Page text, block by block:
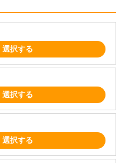
選択する
選択する
選択する